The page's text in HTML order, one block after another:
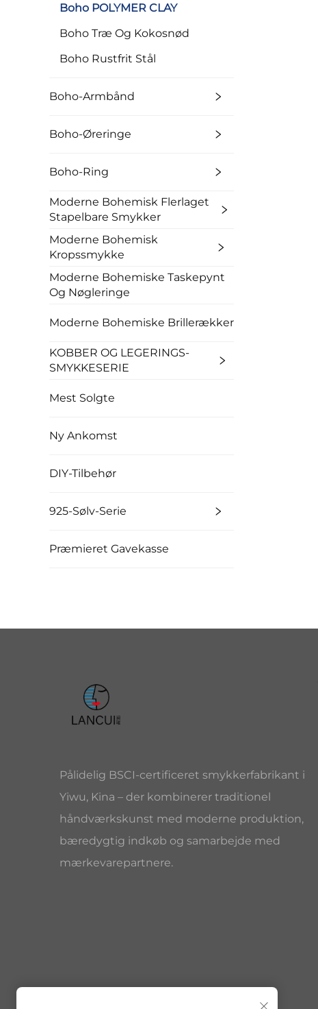
Boho POLYMER CLAY
Boho Træ Og Kokosnød
Boho Rustfrit Stål
Boho-Armbånd
Boho-Øreringe
Boho-Ring
Moderne Bohemisk Flerlaget
Stapelbare Smykker
Moderne Bohemisk
Kropssmykke
Moderne Bohemiske Taskepynt
Og Nøgleringe
Moderne Bohemiske Brillerækker
KOBBER OG LEGERINGS-
SMYKKESERIE
Mest Solgte
Ny Ankomst
DIY-Tilbehør
925-Sølv-Serie
Præmieret Gavekasse
Pålidelig BSCI-certificeret smykkerfabrikant i
Yiwu, Kina – der kombinerer traditionel
håndværkskunst med moderne produktion,
bæredygtig indkøb og samarbejde med
mærkevarepartnere.